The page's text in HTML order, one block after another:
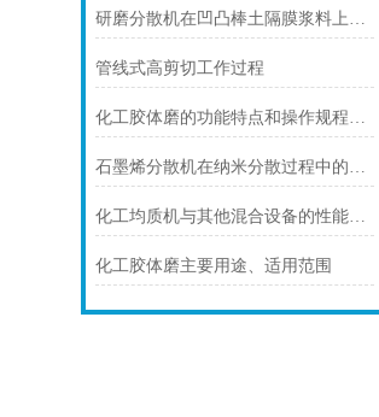
研磨分散机在凹凸棒土隔膜浆料上的应用 研磨分散机
管线式高剪切工作过程
化工胶体磨的功能特点和操作规程介绍
石墨烯分散机在纳米分散过程中的重要性
化工均质机与其他混合设备的性能对比分析
化工胶体磨主要用途、适用范围